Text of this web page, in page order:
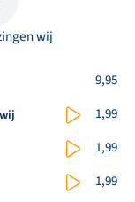
wij
9,95
1,99
1,99
1,99